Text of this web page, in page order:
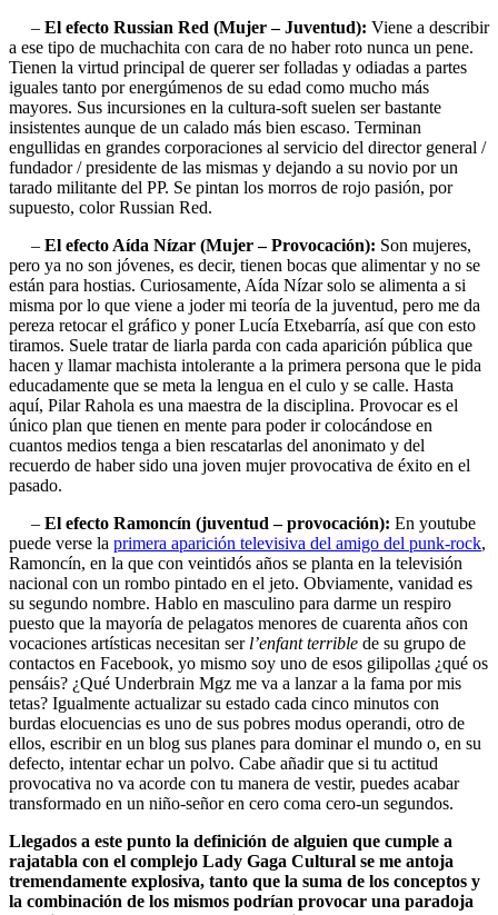
– El efecto Russian Red (Mujer – Juventud): Viene a describir
a ese tipo de muchachita con cara de no haber roto nunca un pene.
Tienen la virtud principal de querer ser folladas y odiadas a partes
iguales tanto por energúmenos de su edad como mucho más
mayores. Sus incursiones en la cultura-soft suelen ser bastante
insistentes aunque de un calado más bien escaso. Terminan
engullidas en grandes corporaciones al servicio del director general /
fundador / presidente de las mismas y dejando a su novio por un
tarado militante del PP. Se pintan los morros de rojo pasión, por
supuesto, color Russian Red.
– El efecto Aída Nízar (Mujer – Provocación): Son mujeres,
pero ya no son jóvenes, es decir, tienen bocas que alimentar y no se
están para hostias. Curiosamente, Aída Nízar solo se alimenta a si
misma por lo que viene a joder mi teoría de la juventud, pero me da
pereza retocar el gráfico y poner Lucía Etxebarría, así que con esto
tiramos. Suele tratar de liarla parda con cada aparición pública que
hacen y llamar machista intolerante a la primera persona que le pida
educadamente que se meta la lengua en el culo y se calle. Hasta
aquí, Pilar Rahola es una maestra de la disciplina. Provocar es el
único plan que tienen en mente para poder ir colocándose en
cuantos medios tenga a bien rescatarlas del anonimato y del
recuerdo de haber sido una joven mujer provocativa de éxito en el
pasado.
– El efecto Ramoncín (juventud – provocación): En youtube
puede verse la primera aparición televisiva del amigo del punk-rock,
Ramoncín, en la que con veintidós años se planta en la televisión
nacional con un rombo pintado en el jeto. Obviamente, vanidad es
su segundo nombre. Hablo en masculino para darme un respiro
puesto que la mayoría de pelagatos menores de cuarenta años con
vocaciones artísticas necesitan ser l’enfant terrible de su grupo de
contactos en Facebook, yo mismo soy uno de esos gilipollas ¿qué os
pensáis? ¿Qué Underbrain Mgz me va a lanzar a la fama por mis
tetas? Igualmente actualizar su estado cada cinco minutos con
burdas elocuencias es uno de sus pobres modus operandi, otro de
ellos, escribir en un blog sus planes para dominar el mundo o, en su
defecto, intentar echar un polvo. Cabe añadir que si tu actitud
provocativa no va acorde con tu manera de vestir, puedes acabar
transformado en un niño-señor en cero coma cero-un segundos.
Llegados a este punto la definición de alguien que cumple a
rajatabla con el complejo Lady Gaga Cultural se me antoja
tremendamente explosiva, tanto que la suma de los conceptos y
la combinación de los mismos podrían provocar una paradoja